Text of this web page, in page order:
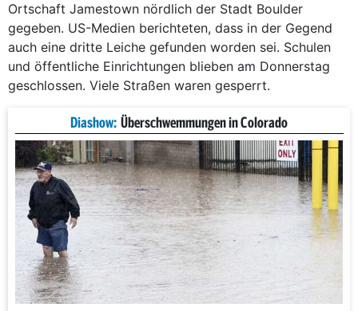
Ortschaft Jamestown nördlich der Stadt Boulder
gegeben. US-Medien berichteten, dass in der Gegend
auch eine dritte Leiche gefunden worden sei. Schulen
und öffentliche Einrichtungen blieben am Donnerstag
geschlossen. Viele Straßen waren gesperrt.
Diashow: Überschwemmungen in Colorado